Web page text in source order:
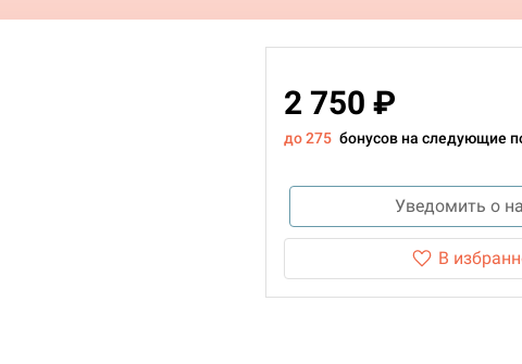
2 750 ₽
до 275 бонусов на следующие
Уведомить о
В